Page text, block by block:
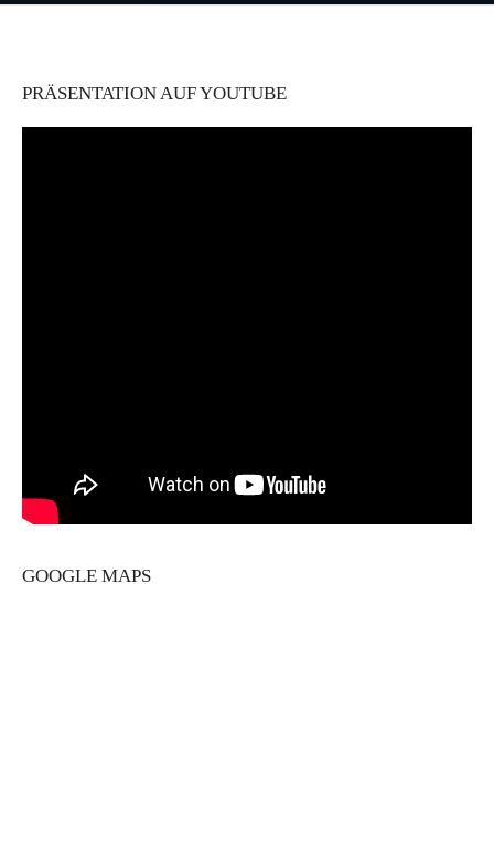
PRÄSENTATION AUF YOUTUBE
GOOGLE MAPS